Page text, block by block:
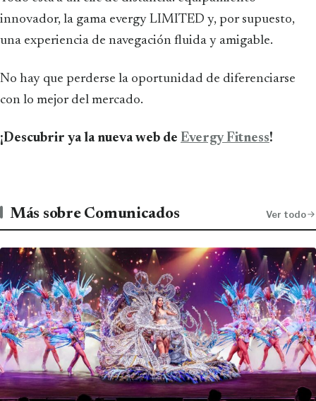
innovador, la gama evergy LIMITED y, por supuesto,
una experiencia de navegación fluida y amigable.
No hay que perderse la oportunidad de diferenciarse
con lo mejor del mercado.
¡Descubrir ya la nueva web de Evergy Fitness!
Más sobre Comunicados Ver todo